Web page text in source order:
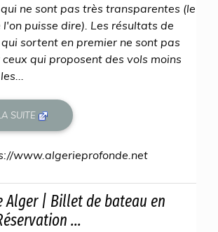
ne sont pas très transparentes (le
l'on puisse dire). Les résultats de
sortent en premier ne sont pas
qui proposent des vols moins
SUITE
www.algerieprofonde.net
Alger | Billet de bateau en
...